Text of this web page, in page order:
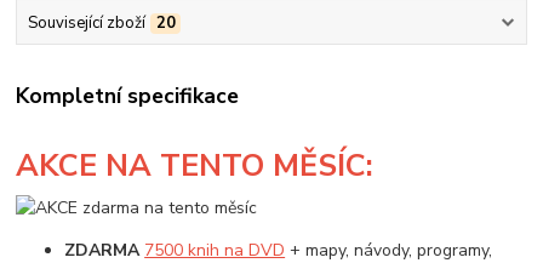
Související zboží 20
Kompletní specifikace
AKCE NA TENTO MĚSÍC:
ZDARMA 7500 knih na DVD + mapy, návody, programy,